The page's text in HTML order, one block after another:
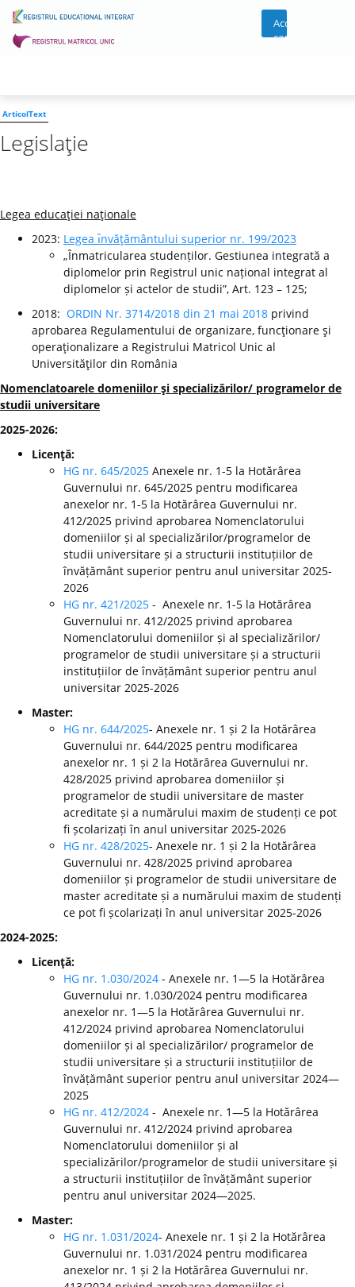
Acces
cont
ArticolText
Legislaţie
Legea educaţiei naţionale
2023: Legea ı̂nvăţământului superior nr. 199/2023
„Înmatricularea studenților. Gestiunea integrată a
diplomelor prin Registrul unic național integrat al
diplomelor și actelor de studii”, Art. 123 – 125;
2018: ORDIN Nr. 3714/2018 din 21 mai 2018 privind
aprobarea Regulamentului de organizare, funcţionare şi
operaţionalizare a Registrului Matricol Unic al
Universităţilor din România
Nomenclatoarele domeniilor şi specializărilor/ programelor de
studii universitare
2025-2026:
Licenţă:
HG nr. 645/2025 Anexele nr. 1-5 la Hotărârea
Guvernului nr. 645/2025 pentru modificarea
anexelor nr. 1-5 la Hotărârea Guvernului nr.
412/2025 privind aprobarea Nomenclatorului
domeniilor și al specializărilor/programelor de
studii universitare și a structurii instituțiilor de
învățământ superior pentru anul universitar 2025-
2026
HG nr. 421/2025 - Anexele nr. 1-5 la Hotărârea
Guvernului nr. 412/2025 privind aprobarea
Nomenclatorului domeniilor și al specializărilor/
programelor de studii universitare și a structurii
instituțiilor de învățământ superior pentru anul
universitar 2025-2026
Master:
HG nr. 644/2025- Anexele nr. 1 și 2 la Hotărârea
Guvernului nr. 644/2025 pentru modificarea
anexelor nr. 1 și 2 la Hotărârea Guvernului nr.
428/2025 privind aprobarea domeniilor și
programelor de studii universitare de master
acreditate și a numărului maxim de studenți ce pot
fi școlarizați în anul universitar 2025-2026
HG nr. 428/2025- Anexele nr. 1 și 2 la Hotărârea
Guvernului nr. 428/2025 privind aprobarea
domeniilor și programelor de studii universitare de
master acreditate și a numărului maxim de studenți
ce pot fi școlarizați în anul universitar 2025-2026
2024-2025:
Licenţă:
HG nr. 1.030/2024 - Anexele nr. 1—5 la Hotărârea
Guvernului nr. 1.030/2024 pentru modificarea
anexelor nr. 1—5 la Hotărârea Guvernului nr.
412/2024 privind aprobarea Nomenclatorului
domeniilor și al specializărilor/ programelor de
studii universitare și a structurii instituțiilor de
învățământ superior pentru anul universitar 2024—
2025
HG nr. 412/2024 - Anexele nr. 1—5 la Hotărârea
Guvernului nr. 412/2024 privind aprobarea
Nomenclatorului domeniilor și al
specializărilor/programelor de studii universitare și
a structurii instituțiilor de învățământ superior
pentru anul universitar 2024—2025.
Master:
HG nr. 1.031/2024- Anexele nr. 1 și 2 la Hotărârea
Guvernului nr. 1.031/2024 pentru modificarea
anexelor nr. 1 și 2 la Hotărârea Guvernului nr.